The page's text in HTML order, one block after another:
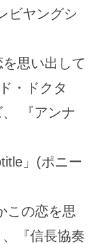
ビヤングシ
思い出して
・ドクタ
『アンナ
」(ポニー
この恋を思
『信長協奏